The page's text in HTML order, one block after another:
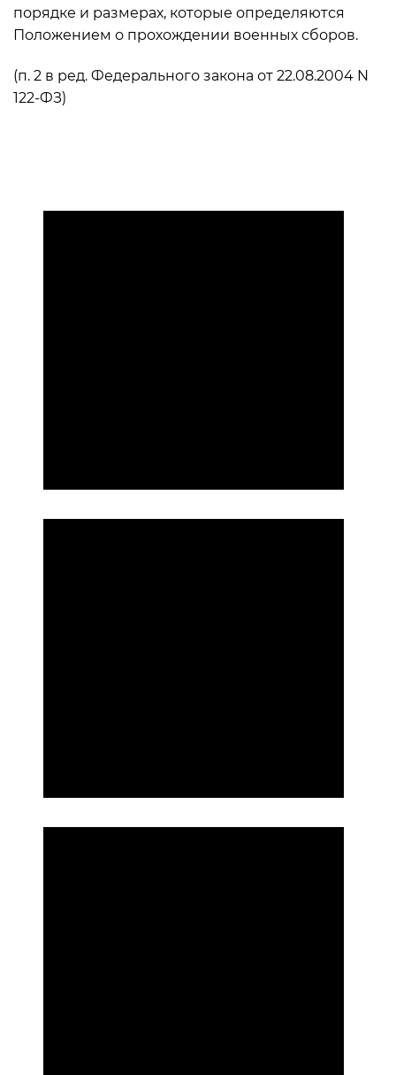
порядке и размерах, которые определяются
Положением о прохождении военных сборов.
(п. 2 в ред. Федерального закона от 22.08.2004 N
122-ФЗ)